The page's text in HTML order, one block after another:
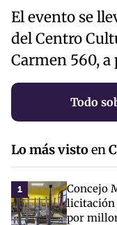
El evento se
del Centro
Carmen 560, a
Todo
Lo más vistoen
1
Concejo
licitación
por